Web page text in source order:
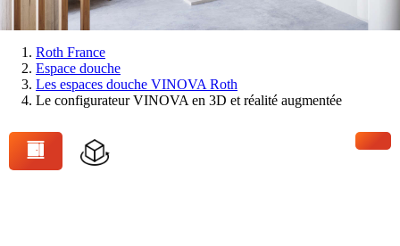
Vous
êtes
Roth France
Espace douche
Les espaces douche VINOVA Roth
Le configurateur VINOVA en 3D et réalité augmentée